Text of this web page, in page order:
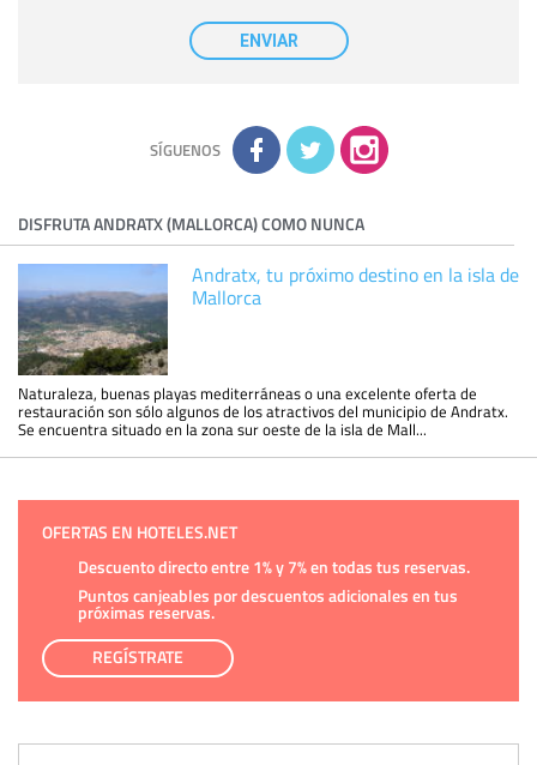
con carácter general, sólo el personal de
nuestra entidad que esté debidamente autorizado podrá
tener conocimiento de la información que le pedimos. No se
comunicarán datos a terceros.
adicional y detallada sobre cómo tratamos sus datos en la
política de privacidad
ENVIAR
SÍGUENOS
DISFRUTA ANDRATX (MALLORCA) COMO NUNCA
Andratx, tu próximo destino en la isla de
Mallorca
Naturaleza, buenas playas mediterráneas o una excelente oferta de
restauración son sólo algunos de los atractivos del municipio de Andratx.
Se encuentra situado en la zona sur oeste de la isla de Mall...
OFERTAS EN HOTELES.NET
Descuento directo entre 1% y 7% en todas tus reservas.
Puntos canjeables por descuentos adicionales en tus
próximas reservas.
REGÍSTRATE